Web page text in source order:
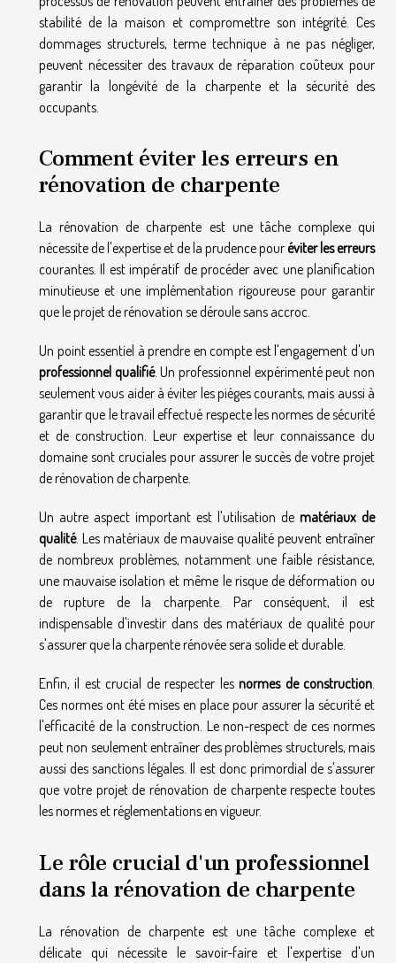
stabilité de la maison et compromettre son intégrité. Ces
dommages structurels, terme technique à ne pas négliger,
peuvent nécessiter des travaux de réparation coûteux pour
garantir la longévité de la charpente et la sécurité des
occupants.
Comment éviter les erreurs en
rénovation de charpente
La rénovation de charpente est une tâche complexe qui
nécessite de l'expertise et de la prudence pouréviter les erreurs
courantes. Il est impératif de procéder avec une planification
minutieuse et une implémentation rigoureuse pour garantir
que le projet de rénovation se déroule sans accroc.
Un point essentiel à prendre en compte est l'engagement d'un
professionnel qualifié. Un professionnel expérimenté peut non
seulement vous aider à éviter les pièges courants, mais aussi à
garantir que le travail effectué respecte les normes de sécurité
et de construction. Leur expertise et leur connaissance du
domaine sont cruciales pour assurer le succès de votre projet
de rénovation de charpente.
Un autre aspect important est l'utilisation de matériaux de
qualité. Les matériaux de mauvaise qualité peuvent entraîner
de nombreux problèmes, notamment une faible résistance,
une mauvaise isolation et même le risque de déformation ou
de rupture de la charpente. Par conséquent, il est
indispensable d'investir dans des matériaux de qualité pour
s'assurer que la charpente rénovée sera solide et durable.
Enfin, il est crucial de respecter lesnormes de construction.
Ces normes ont été mises en place pour assurer la sécurité et
l'efficacité de la construction. Le non-respect de ces normes
peut non seulement entraîner des problèmes structurels, mais
aussi des sanctions légales. Il est donc primordial de s'assurer
que votre projet de rénovation de charpente respecte toutes
les normes et réglementations en vigueur.
Le rôle crucial d'un professionnel
dans la rénovation de charpente
La rénovation de charpente est une tâche complexe et
délicate qui nécessite le savoir-faire et l'expertise d'un